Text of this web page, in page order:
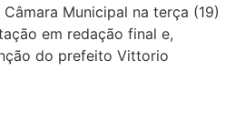
Municipal na terça (19)
em redação final e,
do prefeito Vittorio